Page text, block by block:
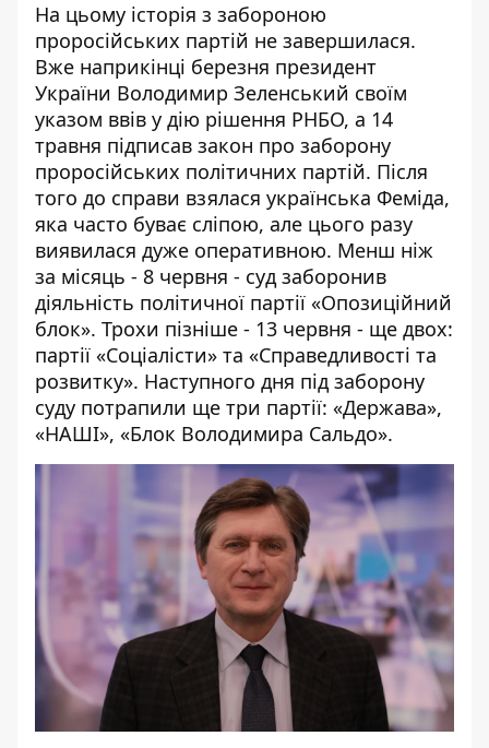
На цьому історія з забороною
проросійських партій не завершилася.
Вже наприкінці березня президент
України Володимир Зеленський своїм
указом ввів у дію рішення РНБО, а 14
травня підписав закон про заборону
проросійських політичних партій. Після
того до справи взялася українська Феміда,
яка часто буває сліпою, але цього разу
виявилася дуже оперативною. Менш ніж
за місяць - 8 червня - суд заборонив
діяльність політичної партії «Опозиційний
блок». Трохи пізніше - 13 червня - ще двох:
партії «Соціалісти» та «Справедливості та
розвитку». Наступного дня під заборону
суду потрапили ще три партії: «Держава»,
«НАШІ», «Блок Володимира Сальдо».